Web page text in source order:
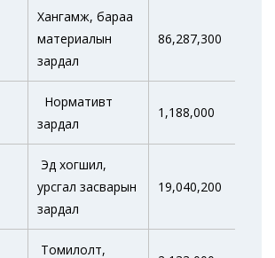
Хангамж, бараа
материалын
зардал
86,287,300
Нормативт
зардал
1,188,000
Эд хогшил,
урсгал засварын
зардал
19,040,200
Томилолт,